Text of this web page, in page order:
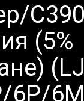
(5%
(LJ
6P/